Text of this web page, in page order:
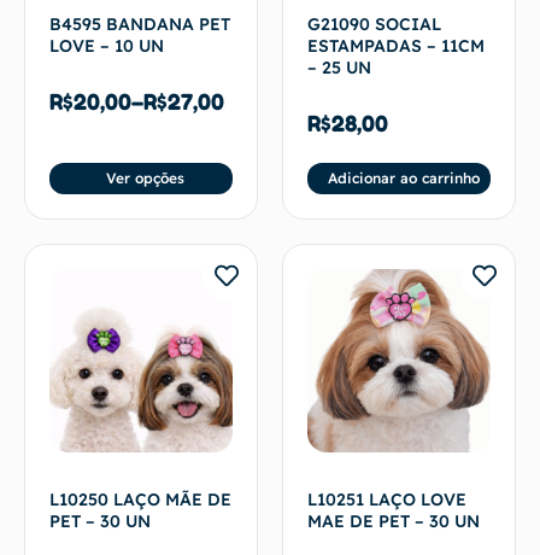
B4595 BANDANA PET
LOVE – 10 UN
R$20,00–R$27,00
Ver opções
G21090 SOCIAL
ESTAMPADAS – 11CM
– 25 UN
R$28,00
Adicionar ao carrinho
L10250 LAÇO MÃE DE
PET – 30 UN
L10251 LAÇO LOVE
MAE DE PET – 30 UN